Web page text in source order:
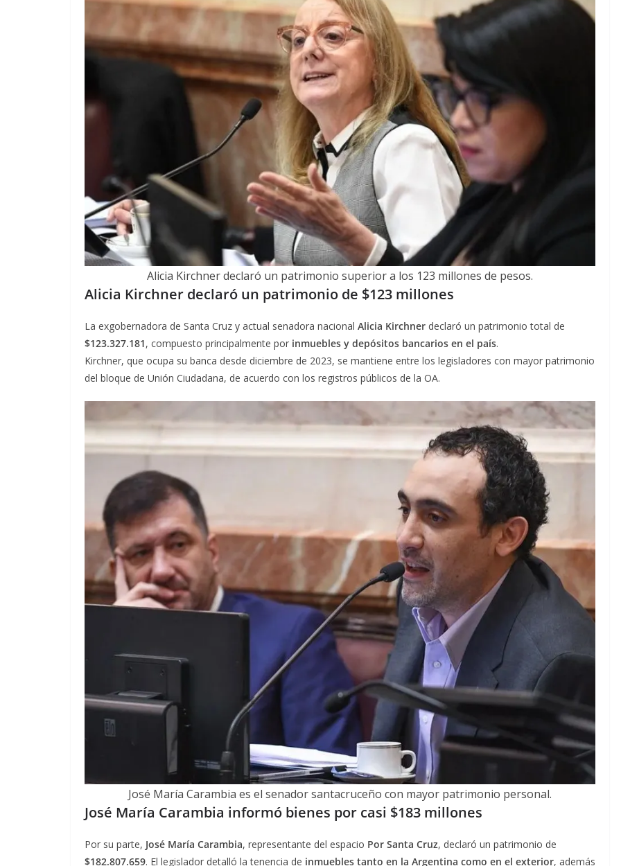
Alicia Kirchner declaró un patrimonio superior a los 123 millones de pesos.
Alicia Kirchner declaró un patrimonio de $123 millones
La exgobernadora de Santa Cruz y actual senadora nacional Alicia Kirchner declaró un patrimonio total de
$123.327.181, compuesto principalmente por inmuebles y depósitos bancarios en el país.
Kirchner, que ocupa su banca desde diciembre de 2023, se mantiene entre los legisladores con mayor patrimonio
del bloque de Unión Ciudadana, de acuerdo con los registros públicos de la OA.
José María Carambia es el senador santacruceño con mayor patrimonio personal.
José María Carambia informó bienes por casi $183 millones
Por su parte, José María Carambia, representante del espacio Por Santa Cruz, declaró un patrimonio de
$182.807.659. El legislador detalló la tenencia de inmuebles tanto en la Argentina como en el exterior, además